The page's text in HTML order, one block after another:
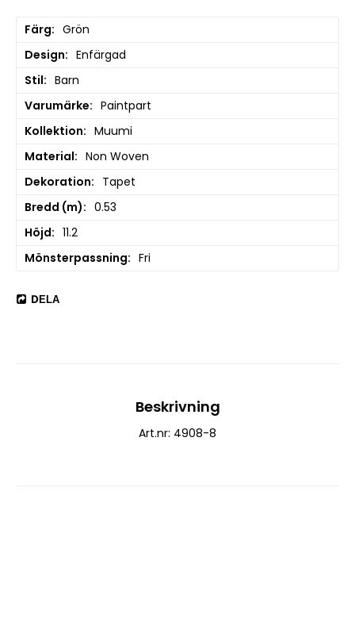
Färg
Grön
Design
Enfärgad
Stil
Barn
Varumärke
Paintpart
Kollektion
Muumi
Material
Non Woven
Dekoration
Tapet
Bredd (m)
0.53
Höjd
11.2
Mönsterpassning
Fri
DELA
Beskrivning
Art.nr: 4908-8